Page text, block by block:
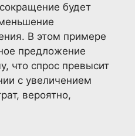
будет
В этом примере
предложение
что спрос превысит
с увеличением
вероятно,